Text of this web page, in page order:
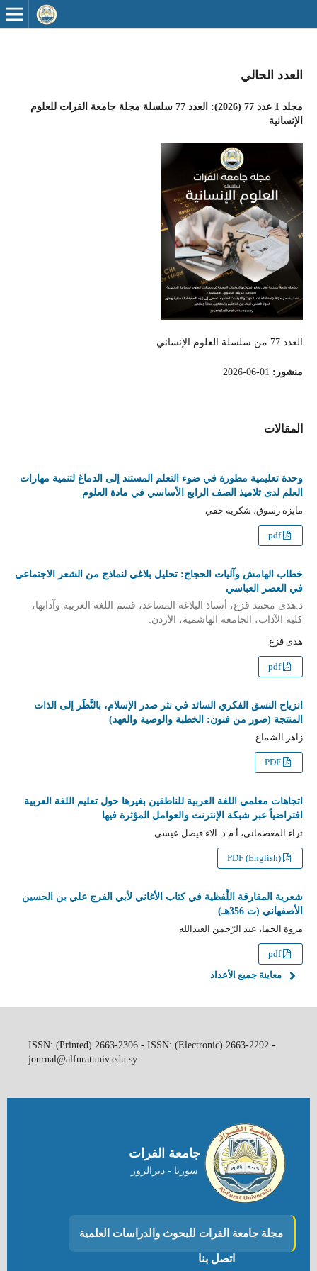
العدد الحالي
مجلد 1 عدد 77 (2026): العدد 77 سلسلة مجلة جامعة الفرات للعلوم
الإنسانية
العدد 77 من سلسلة العلوم الإنساني
منشور: 01-06-2026
المقالات
وحدة تعليمية مطورة في ضوء التعلم المستند إلى الدماغ لتنمية مهارات
العلم لدى تلاميذ الصف الرابع الأساسي في مادة العلوم
مايزه رسوق، شكرية حقي
pdf
خطاب الهامش وآليات الحجاج: تحليل بلاغي لنماذج من الشعر الاجتماعي
في العصر العباسي
د.هدى محمد قزع، أستاذ البلاغة المساعد، قسم اللغة العربية وآدابها،
كلية الآداب، الجامعة الهاشمية، الأردن.
هدى قزع
pdf
انزياح النسق الفكري السائد في نثر صدر الإسلام، بالنَّظَر إلى الذات
المنتجة (صور من فنون: الخطبة والوصية والعهد)
زاهر الشماع
PDF
اتجاهات معلمي اللغة العربية للناطقين بغيرها حول تعليم اللغة العربية
افتراضياً عبر شبكة الإنترنت والعوامل المؤثرة فيها
ثراء المعضماني، أ.م.د. آلاء فيصل عيسى
PDF (English)
شعرية المفارقة اللّفظية في كتاب الأغاني لأبي الفرج علي بن الحسين
الأصفهاني (ت 356هـ)
مروة الجما، عبد الرّحمن العبدالله
pdf
معاينة جميع الأعداد
ISSN: (Printed) 2663-2306 - ISSN: (Electronic) 2663-2292 -
journal@alfuratuniv.edu.sy
جامعة الفرات
سوريا - ديرالزور
مجلة جامعة الفرات للبحوث والدراسات العلمية
اتصل بنا